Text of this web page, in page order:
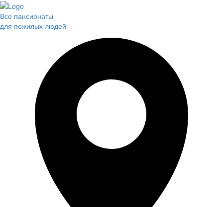
Все пансионаты
для пожилых людей